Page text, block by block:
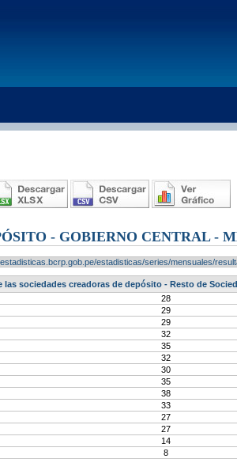
- GOBIERNO CENTRAL -
estadisticas/series/mensuales/
sociedades creadoras de depósito - Resto de
28
29
29
32
35
32
30
35
38
33
27
27
14
8